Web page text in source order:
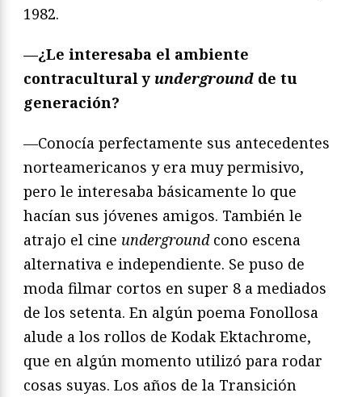
1982.
—¿Le interesaba el ambiente
contracultural y underground de tu
generación?
—Conocía perfectamente sus antecedentes
norteamericanos y era muy permisivo,
pero le interesaba básicamente lo que
hacían sus jóvenes amigos. También le
atrajo el cine undergroundcono escena
alternativa e independiente. Se puso de
moda filmar cortos en super 8 a mediados
de los setenta. En algún poema Fonollosa
alude a los rollos de Kodak Ektachrome,
que en algún momento utilizó para rodar
cosas suyas. Los años de la Transición